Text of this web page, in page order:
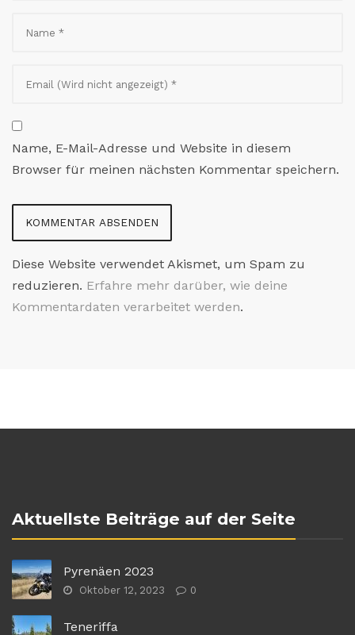
Name, E-Mail-Adresse und Website in diesem
Browser für meinen nächsten Kommentar speichern.
Diese Website verwendet Akismet, um Spam zu
reduzieren. Erfahre mehr darüber, wie deine
Kommentardaten verarbeitet werden.
Aktuellste Beiträge auf der Seite
Pyrenäen 2023
Oktober 12, 2023 0
Teneriffa